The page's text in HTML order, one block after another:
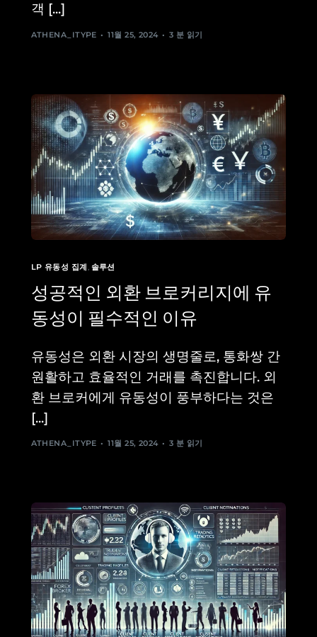
객 [...]
ATHENA_ITYPE 11월 25, 2024 3 분 읽기
LP 유동성 집계 솔루션
성공적인 외환 브로커리지에 유
동성이 필수적인 이유
유동성은 외환 시장의 생명줄로, 통화쌍 간
원활하고 효율적인 거래를 촉진합니다. 외
환 브로커에게 유동성이 풍부하다는 것은
[...]
ATHENA_ITYPE 11월 25, 2024 3 분 읽기